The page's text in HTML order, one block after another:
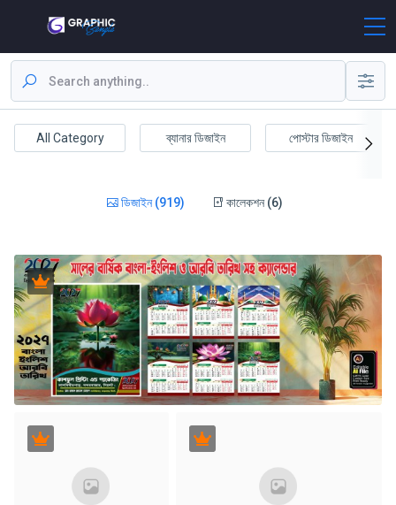
All Category ব্যানার ডিজাইন পোস্টার ডিজাইন
ডিজাইন (919) কালেকশন (6)